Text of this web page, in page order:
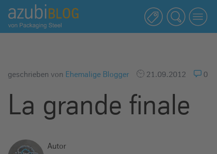
A
z
u
b
s
geschrieben von Ehemalige Blogger 21.09.2012 0
La grande finale
Autor